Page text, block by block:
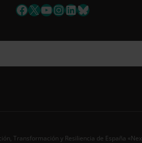
Si
Al
Facebook
X YouTube
Instagram
LinkedIn
Bluesky
Transformación y Resiliencia de España